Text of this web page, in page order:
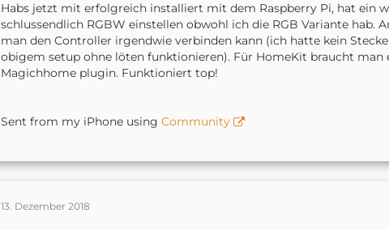
Habs jetzt mit erfolgreich installiert mit dem Raspberry Pi, hat ein
schlussendlich RGBW einstellen obwohl ich die RGB Variante hab.
man den Controller irgendwie verbinden kann (ich hatte kein
obigem setup ohne löten funktionieren). Für HomeKit braucht man
Magichhome plugin. Funktioniert top!
Sent from my iPhone using Community
13. Dezember 2018